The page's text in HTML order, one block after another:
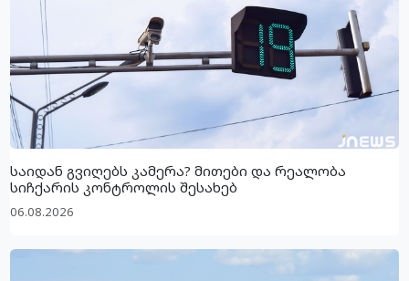
საიდან გვიღებს კამერა? მითები და რეალობა
სიჩქარის კონტროლის შესახებ
06.08.2026